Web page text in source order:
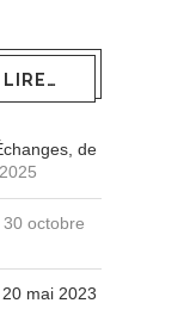
LIRE…
de
30 octobre
mai 2023